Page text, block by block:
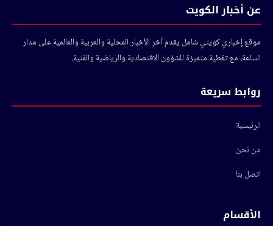
عن أخبار الكويت
موقع إخباري كويتي شامل يقدم آخر الأخبار المحلية والعربية والعالمية على مدار
الساعة، مع تغطية متميزة للشؤون الاقتصادية والرياضية والفنية.
روابط سريعة
الرئيسية
من نحن
اتصل بنا
الأقسام